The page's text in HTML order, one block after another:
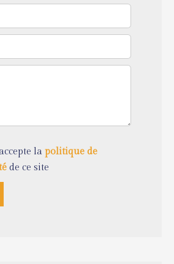
la politique de
de ce site